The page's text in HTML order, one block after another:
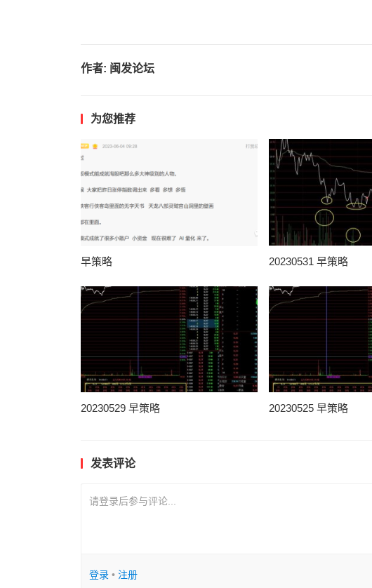
作者: 闽发论坛
为您推荐
早策略 20230531 早策略
20230529 早策略 20230525 早策略
发表评论
请登录后参与评论...
登录• 注册